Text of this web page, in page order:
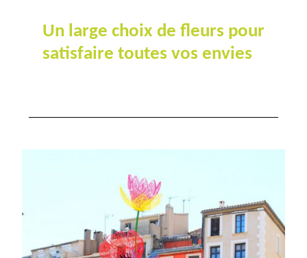
Un large choix de fleurs pour
satisfaire toutes vos envies